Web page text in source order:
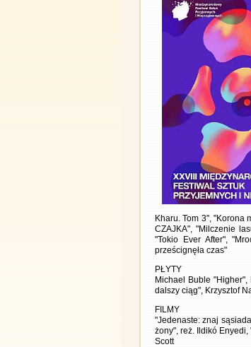
Kharu. Tom 3", "Korona
CZAJKA", "Milczenie
"Tokio Ever After",
prześcignęła czas"
PŁYTY
Michael Buble "Higher",
dalszy ciąg", Krzysztof
FILMY
"Jedenaste: znaj
żony", reż. Ildikó
Scott